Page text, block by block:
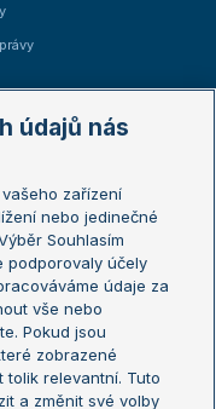
údajů nás
zařízení
nebo jedinečné
Souhlasím
podporovaly účely
údaje za
vše nebo
Pokud jsou
zobrazené
tolik relevantní. Tuto
a změnit své volby